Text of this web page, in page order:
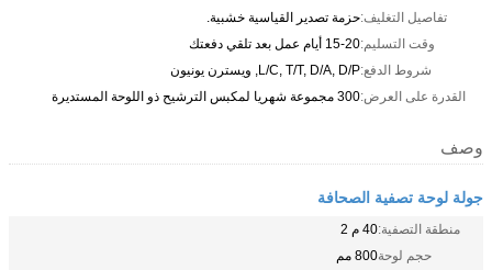
تفاصيل التغليف:حزمة تصدير القياسية خشبية.
وقت التسليم:15-20 أيام عمل بعد تلقي دفعتك
شروط الدفع:L/C, T/T, D/A, D/P, ويسترن يونيون
القدرة على العرض:300 مجموعة شهريا لمكبس الترشيح ذو اللوحة المستديرة
وصف
جولة لوحة تصفية الصحافة
منطقة التصفية:40 م 2
حجم لوحة800 مم